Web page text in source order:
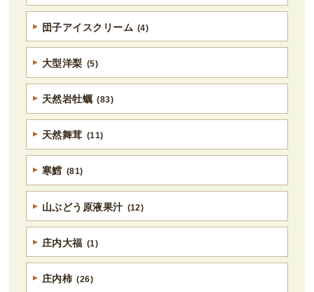
団子アイスクリーム (4)
大型洋梨 (5)
天然岩牡蠣 (83)
天然舞茸 (11)
寒鱈 (81)
山ぶどう原液果汁 (12)
庄内大福 (1)
庄内柿 (26)